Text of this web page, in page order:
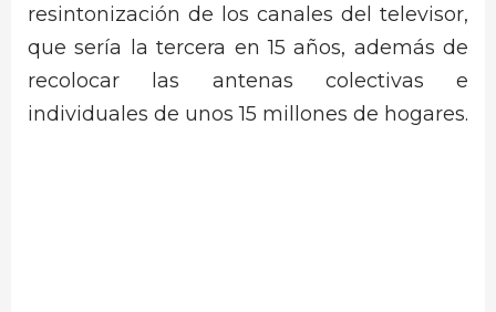
resintonización de los canales del televisor,
que sería la tercera en 15 años, además de
recolocar las antenas colectivas e
individuales de unos 15 millones de hogares.